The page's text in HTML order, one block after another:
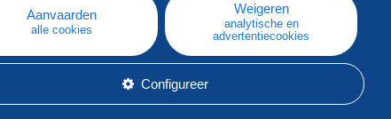
Aanvaarden
alle cookies
Weigeren
analytische en
advertentiecookies
Configureer